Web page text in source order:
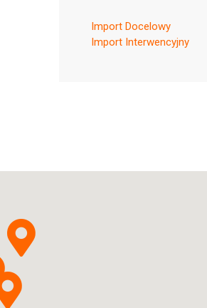
Import Docelowy
Import Interwencyjny